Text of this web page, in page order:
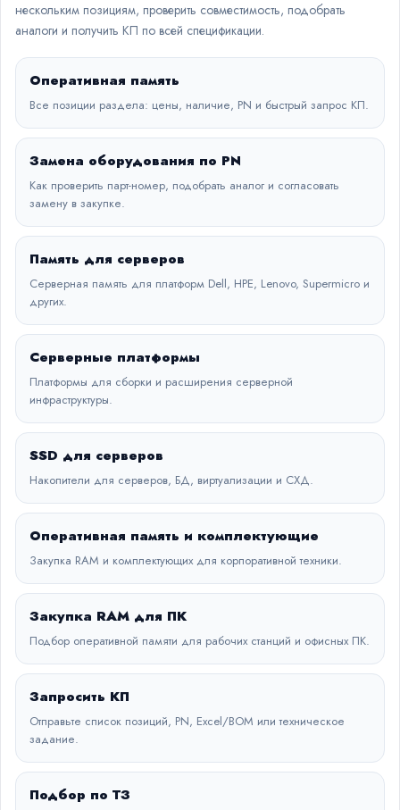
нескольким позициям, проверить совместимость, подобрать
аналоги и получить КП по всей спецификации.
Оперативная память
Все позиции раздела: цены, наличие, PN и быстрый запрос КП.
Замена оборудования по PN
Как проверить парт-номер, подобрать аналог и согласовать
замену в закупке.
Память для серверов
Серверная память для платформ Dell, HPE, Lenovo, Supermicro и
других.
Серверные платформы
Платформы для сборки и расширения серверной
инфраструктуры.
SSD для серверов
Накопители для серверов, БД, виртуализации и СХД.
Оперативная память и комплектующие
Закупка RAM и комплектующих для корпоративной техники.
Закупка RAM для ПК
Подбор оперативной памяти для рабочих станций и офисных ПК.
Запросить КП
Отправьте список позиций, PN, Excel/BOM или техническое
задание.
Подбор по ТЗ